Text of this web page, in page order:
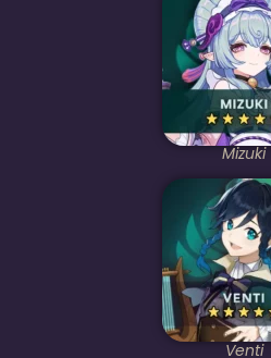
Mizuki
Venti